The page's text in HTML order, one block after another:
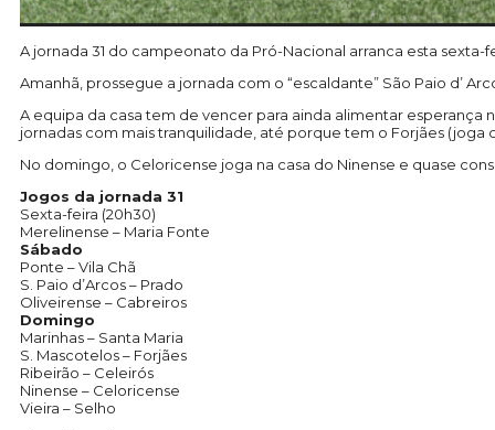
A jornada 31 do campeonato da Pró-Nacional arranca esta
Amanhã, prossegue a jornada com o “escaldante” São Paio d’
A equipa da casa tem de vencer para ainda alimentar
jornadas com mais tranquilidade, até porque tem o Forjães
No domingo, o Celoricense joga na casa do Ninense e quase
Jogos da jornada 31
Sexta-feira (20h30)
Merelinense – Maria Fonte
Sábado
Ponte – Vila Chã
S. Paio d’Arcos – Prado
Oliveirense – Cabreiros
Domingo
Marinhas – Santa Maria
S. Mascotelos – Forjães
Ribeirão – Celeirós
Ninense – Celoricense
Vieira – Selho